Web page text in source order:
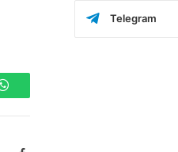
WhatsApp
Telegram